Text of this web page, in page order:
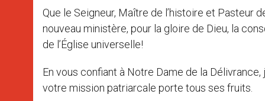
Que le Seigneur, Maître de l’histoire et Pasteur
nouveau ministère, pour la gloire de Dieu, la
de l’Église universelle!
En vous confiant à Notre Dame de la
votre mission patriarcale porte tous ses fruits.